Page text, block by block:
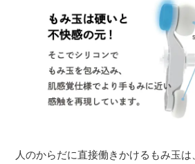
人のからだに直接働きかけるもみ玉